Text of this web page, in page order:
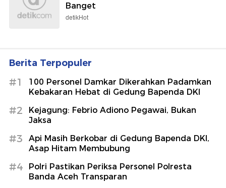
Banget
detikHot
Berita Terpopuler
#1
100 Personel Damkar Dikerahkan Padamkan
Kebakaran Hebat di Gedung Bapenda DKI
#2
Kejagung: Febrio Adiono Pegawai, Bukan
Jaksa
#3
Api Masih Berkobar di Gedung Bapenda DKI,
Asap Hitam Membubung
#4
Polri Pastikan Periksa Personel Polresta
Banda Aceh Transparan